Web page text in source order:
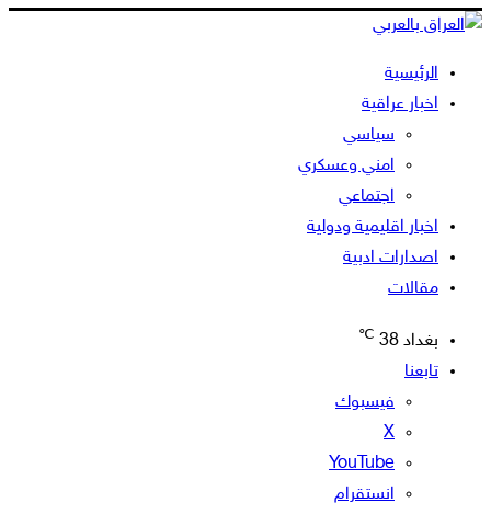
الرئيسية
اخبار عراقية
سياسي
امني وعسكري
اجتماعي
اخبار اقليمية ودولية
اصدارات ادبية
مقالات
بغداد 38
℃
تابعنا
فيسبوك
‫X
‫YouTube
انستقرام